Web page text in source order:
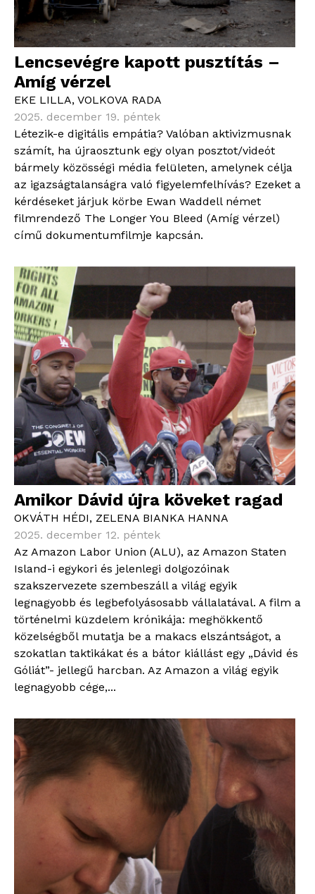
Lencsevégre kapott pusztítás –
Amíg vérzel
EKE LILLA, VOLKOVA RADA
2025. december 19. péntek
Létezik-e digitális empátia? Valóban aktivizmusnak
számít, ha újraosztunk egy olyan posztot/videót
bármely közösségi média felületen, amelynek célja
az igazságtalanságra való figyelemfelhívás? Ezeket a
kérdéseket járjuk körbe Ewan Waddell német
filmrendező The Longer You Bleed (Amíg vérzel)
című dokumentumfilmje kapcsán.
Amikor Dávid újra köveket ragad
OKVÁTH HÉDI, ZELENA BIANKA HANNA
2025. december 12. péntek
Az Amazon Labor Union (ALU), az Amazon Staten
Island-i egykori és jelenlegi dolgozóinak
szakszervezete szembeszáll a világ egyik
legnagyobb és legbefolyásosabb vállalatával. A film a
történelmi küzdelem krónikája: meghökkentő
közelségből mutatja be a makacs elszántságot, a
szokatlan taktikákat és a bátor kiállást egy „Dávid és
Góliát”- jellegű harcban. Az Amazon a világ egyik
legnagyobb cége,...